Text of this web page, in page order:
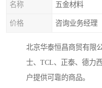
名称 五金材料
价格 咨询业务经理
北京华泰恒昌商贸有限
士、TCL、正泰、德力
户提供可靠的商品。